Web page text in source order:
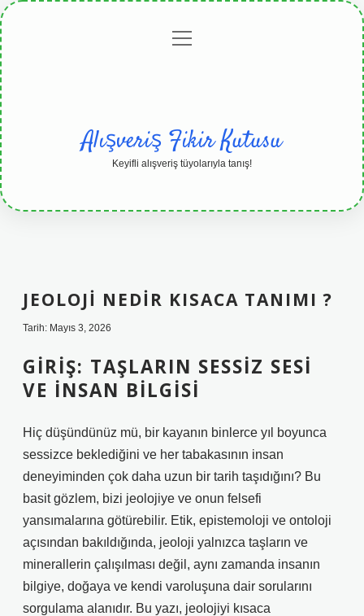
Gizlilikmenüyü
Alışveriş Fikir Kutusu
Keyifli alışveriş tüyolarıyla tanış!
JEOLOJI NEDIR KISACA TANIMI ?
Tarih: Mayıs 3, 2026
GIRIŞ: TAŞLARIN SESSIZ SESI
VE İNSAN BILGISI
Hiç düşündünüz mü, bir kayanın binlerce yıl boyunca
sessizce beklediğini ve her tabakasının insan
deneyiminden çok daha uzun bir tarih taşıdığını? Bu
basit gözlem, bizi jeolojiye ve onun felsefi
yansımalarına götürebilir. Etik, epistemoloji ve ontoloji
açısından bakıldığında, jeoloji yalnızca taşların ve
minerallerin çalışılması değil, aynı zamanda insanın
bilgiye, doğaya ve kendi varoluşuna dair sorularını
sorgulama alanıdır. Bu yazı, jeolojiyi kısaca